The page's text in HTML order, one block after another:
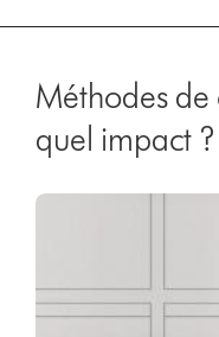
Méthodes de
quel impact ?